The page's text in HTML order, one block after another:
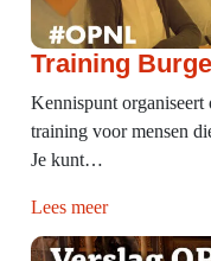
Training
Kennispunt organiseert
training voor mensen
Je kunt…
Lees meer